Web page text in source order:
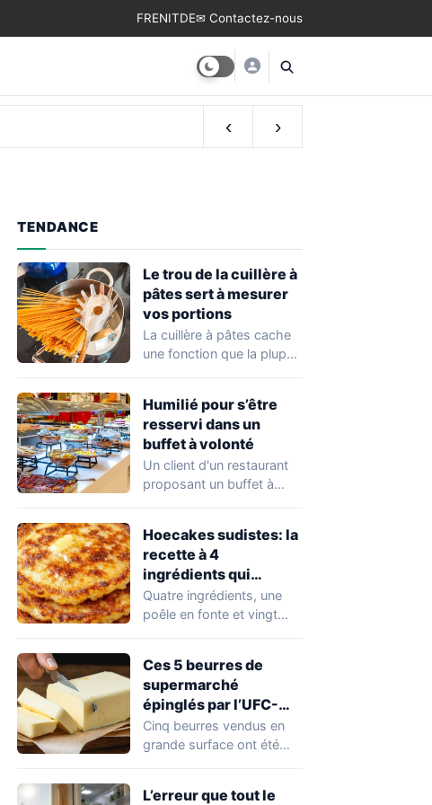
FRENITDE✉ Contactez-nous
‹ ›
TENDANCE
Le trou de la cuillère à
pâtes sert à mesurer
vos portions
La cuillère à pâtes cache
une fonction que la plupart
Humilié pour s’être
resservi dans un
buffet à volonté
Un client d'un restaurant
proposant un buffet à
Hoecakes sudistes: la
recette à 4
ingrédients qui
traverse les
générations
Quatre ingrédients, une
poêle en fonte et vingt
Ces 5 beurres de
supermarché
épinglés par l’UFC-
Que Choisir
Cinq beurres vendus en
grande surface ont été
L’erreur que tout le